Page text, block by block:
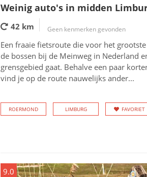
Weinig auto's in midden
42 km Geen kenmerken gevonden
Een fraaie fietsroute die voor het
de bossen bij de Meinweg in Nederland
grensgebied gaat. Behalve een paar
vind je op de route nauwelijks ander...
ROERMOND LIMBURG FAVORIET
9.0